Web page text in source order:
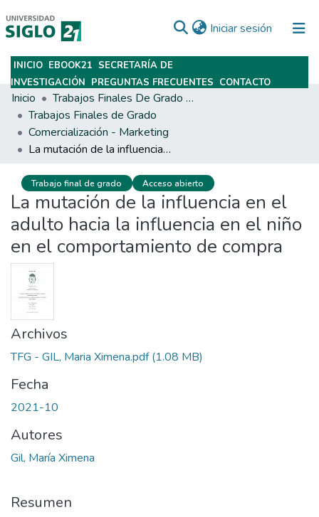
Iniciar sesión (current)
Subir
INICIO EBOOK21 SECRETARÍA DE
INVESTIGACIÓN PREGUNTAS FRECUENTES CONTACTO
Inicio
Trabajos Finales De Grado Y Posgrado
Trabajos Finales de Grado
Comercialización - Marketing
La mutación de la influencia en el adulto hacia la influencia en el niño en el comportamiento de compra
Trabajo final de grado Acceso abierto
La mutación de la influencia en el
adulto hacia la influencia en el niño
en el comportamiento de compra
Archivos
TFG - GIL, Maria Ximena.pdf(1.08 MB)
Fecha
2021-10
Autores
Gil, María Ximena
Resumen